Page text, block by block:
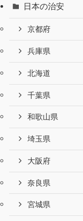
日本の治安
京都府
兵庫県
北海道
千葉県
和歌山県
埼玉県
大阪府
奈良県
宮城県